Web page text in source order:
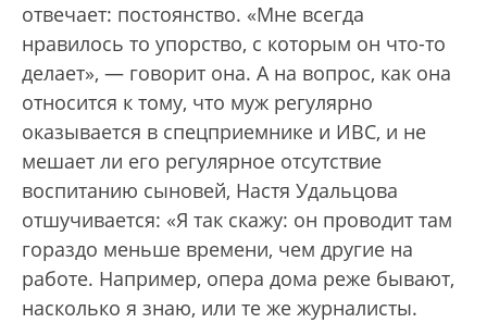
отвечает: постоянство. «Мне всегда
нравилось то упорство, с которым он что-то
делает», — говорит она. А на вопрос, как она
относится к тому, что муж регулярно
оказывается в спецприемнике и ИВС, и не
мешает ли его регулярное отсутствие
воспитанию сыновей, Настя Удальцова
отшучивается: «Я так скажу: он проводит там
гораздо меньше времени, чем другие на
работе. Например, опера дома реже бывают,
насколько я знаю, или те же журналисты.